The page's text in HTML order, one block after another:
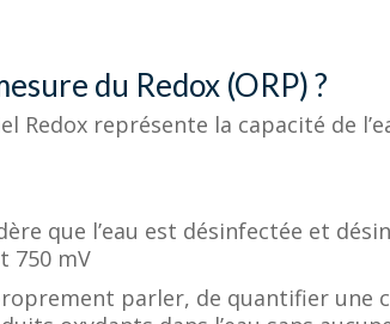
du Redox (ORP) ?
Redox représente la capacité de
que l’eau est désinfectée et
750 mV
parler, de quantifier une